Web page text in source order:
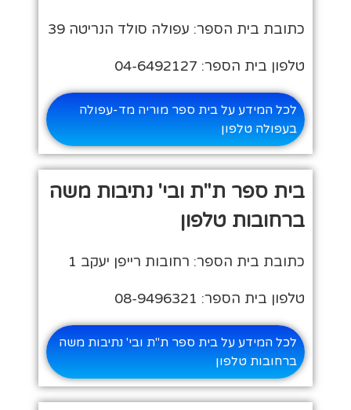
כתובת בית הספר: עפולה סולד הנריטה 39
טלפון בית הספר: 04-6492127
לכל המידע על בית ספר מוריה מד-עפולה
בעפולה טלפון
בית ספר ת"ת ובי' נתיבות משה
ברחובות טלפון
כתובת בית הספר: רחובות רייפן יעקב 1
טלפון בית הספר: 08-9496321
לכל המידע על בית ספר ת"ת ובי' נתיבות משה
ברחובות טלפון